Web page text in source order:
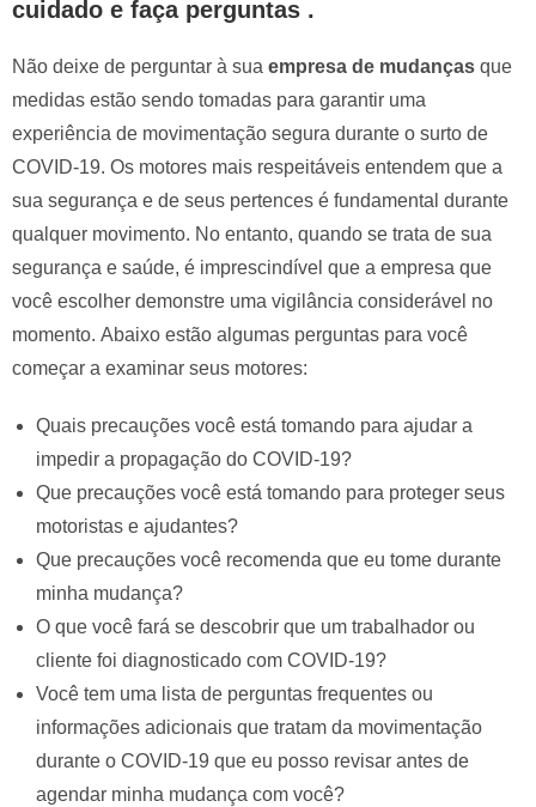
cuidado e faça perguntas .
Não deixe de perguntar à sua empresa de mudanças que
medidas estão sendo tomadas para garantir uma
experiência de movimentação segura durante o surto de
COVID-19. Os motores mais respeitáveis ​​entendem que a
sua segurança e de seus pertences é fundamental durante
qualquer movimento. No entanto, quando se trata de sua
segurança e saúde, é imprescindível que a empresa que
você escolher demonstre uma vigilância considerável no
momento. Abaixo estão algumas perguntas para você
começar a examinar seus motores:
Quais precauções você está tomando para ajudar a
impedir a propagação do COVID-19?
Que precauções você está tomando para proteger seus
motoristas e ajudantes?
Que precauções você recomenda que eu tome durante
minha mudança?
O que você fará se descobrir que um trabalhador ou
cliente foi diagnosticado com COVID-19?
Você tem uma lista de perguntas frequentes ou
informações adicionais que tratam da movimentação
durante o COVID-19 que eu posso revisar antes de
agendar minha mudança com você?